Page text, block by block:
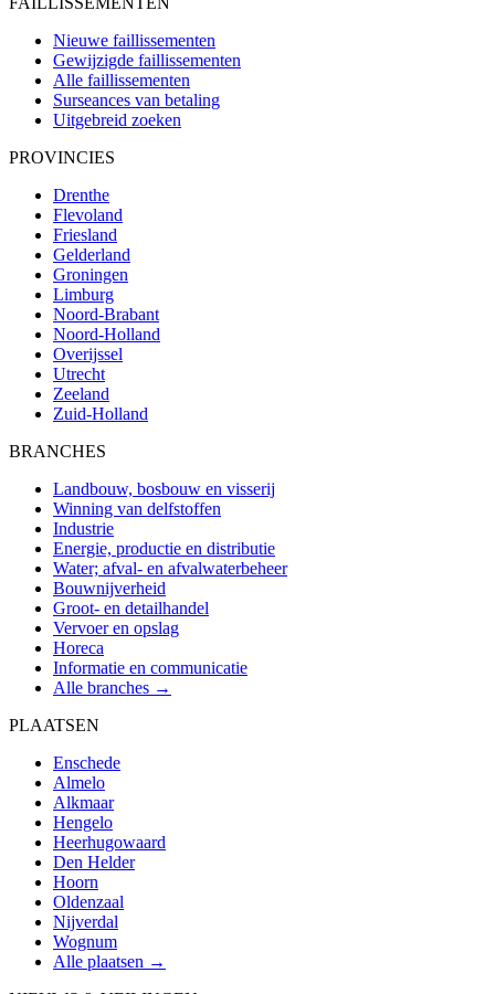
Nieuwe faillissementen
Gewijzigde faillissementen
Alle faillissementen
Surseances van betaling
Uitgebreid zoeken
PROVINCIES
Drenthe
Flevoland
Friesland
Gelderland
Groningen
Limburg
Noord-Brabant
Noord-Holland
Overijssel
Utrecht
Zeeland
Zuid-Holland
BRANCHES
Landbouw, bosbouw en visserij
Winning van delfstoffen
Industrie
Energie, productie en distributie
Water; afval- en afvalwaterbeheer
Bouwnijverheid
Groot- en detailhandel
Vervoer en opslag
Horeca
Informatie en communicatie
Alle branches →
PLAATSEN
Enschede
Almelo
Alkmaar
Hengelo
Heerhugowaard
Den Helder
Hoorn
Oldenzaal
Nijverdal
Wognum
Alle plaatsen →